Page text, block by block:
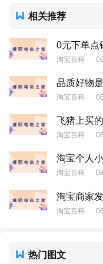
相关推荐
0元下单点
淘宝百科
品质好物
淘宝百科
飞猪上买
淘宝百科
淘宝个人
淘宝百科
淘宝商家
淘宝百科
热门图文